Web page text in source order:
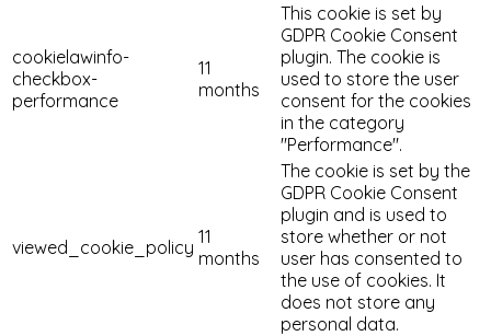
cookielawinfo-
checkbox-
performance
11
months
This cookie is set by
GDPR Cookie Consent
plugin. The cookie is
used to store the user
consent for the cookies
in the category
"Performance".
viewed_cookie_policy 11
months
The cookie is set by the
GDPR Cookie Consent
plugin and is used to
store whether or not
user has consented to
the use of cookies. It
does not store any
personal data.